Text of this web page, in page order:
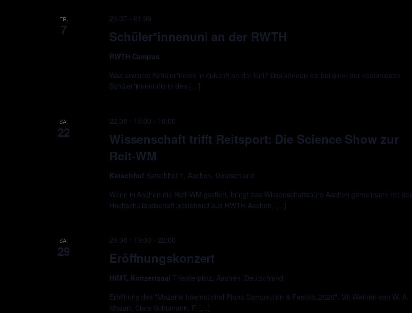
FR.
7 Schüler*innenuni an der RWTH
20.07 - 01.09
RWTH Campus
Was erwartet Schüler*innen in Zukunft an der Uni? Das können sie bei einer der kostenlosen
Schüler*innenunis in den […]
SA.
22
Wissenschaft trifft Reitsport: Die Science Show zur
Reit-WM
22.08 - 15:00 - 16:00
Katschhof Katschhof 1, Aachen, Deutschland
Wenn in Aachen die Reit-WM gastiert, bringt das Wissenschaftsbüro Aachen gemeinsam mit der
Hochschullandschaft bestehend aus RWTH Aachen, […]
SA.
29 Eröffnungskonzert
29.08 - 19:00 - 22:00
HfMT, Konzertsaal Theaterplatz, Aachen, Deutschland
Eröffnung des "Mozarte International Piano Competition & Festival 2026". Mit Werken von W. A.
Mozart, Clara Schumann, F. […]